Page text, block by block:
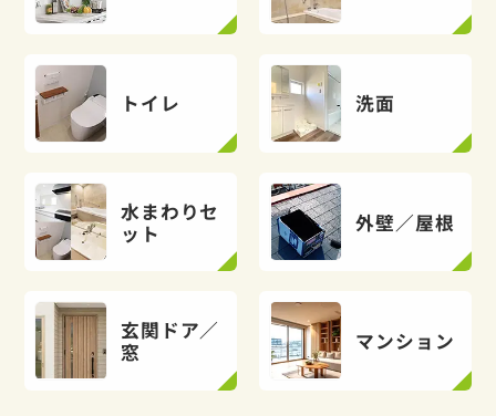
トイレ 洗面
水まわりセ
ット
外壁／屋根
玄関ドア／
窓
マンション